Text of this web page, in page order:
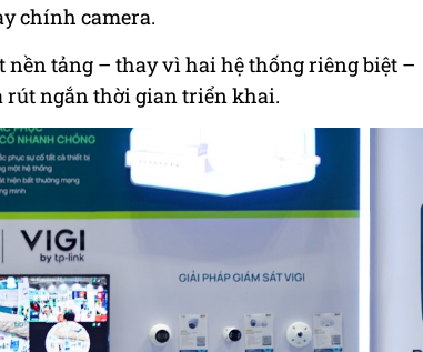
chính camera.
tảng – thay vì hai hệ thống riêng biệt –
rút ngắn thời gian triển khai.